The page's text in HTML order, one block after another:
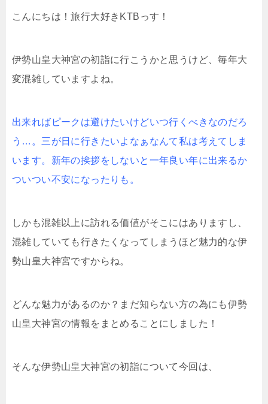
こんにちは！旅行大好きKTBっす！
伊勢山皇大神宮の初詣に行こうかと思うけど、毎年大
変混雑していますよね。
出来ればピークは避けたいけどいつ行くべきなのだろ
う…。三が日に行きたいよなぁなんて私は考えてしま
います。新年の挨拶をしないと一年良い年に出来るか
ついつい不安になったりも。
しかも混雑以上に訪れる価値がそこにはありますし、
混雑していても行きたくなってしまうほど魅力的な伊
勢山皇大神宮ですからね。
どんな魅力があるのか？まだ知らない方の為にも伊勢
山皇大神宮の情報をまとめることにしました！
そんな伊勢山皇大神宮の初詣について今回は、